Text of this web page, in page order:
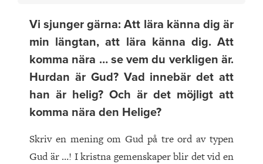
Vi sjunger gärna: Att lära känna dig är
min längtan, att lära känna dig. Att
komma nära … se vem du verkligen är.
Hurdan är Gud? Vad innebär det att
han är helig? Och är det möjligt att
komma nära den Helige?
Skriv en mening om Gud på tre ord av typen
Gud är …! I kristna gemenskaper blir det vid en